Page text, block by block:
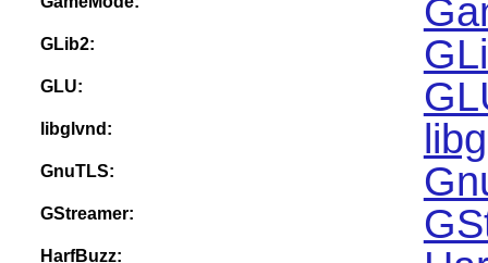
GLib2:
GLU:
libglvnd:
GnuTLS:
GStreamer:
HarfBuzz: